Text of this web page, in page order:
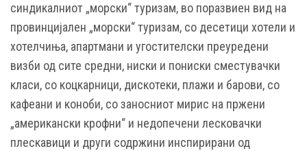
синдикалниот „морски“ туризам, во поразвиен вид на
провинцијален „морски“ туризам, со десетици хотели и
хотелчиња, апартмани и угостителски преуредени
визби од сите средни, ниски и пониски сместувачки
класи, со коцкарници, дискотеки, плажи и барови, со
кафеани и коноби, со заносниот мирис на пржени
„американски крофни“ и недопечени лесковачки
плескавици и други содржини инспирирани од